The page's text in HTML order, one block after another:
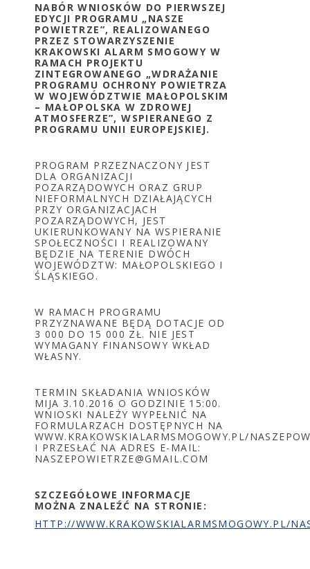
NABÓR WNIOSKÓW DO PIERWSZEJ
EDYCJI PROGRAMU „NASZE
POWIETRZE”, REALIZOWANEGO
PRZEZ STOWARZYSZENIE
KRAKOWSKI ALARM SMOGOWY W
RAMACH PROJEKTU
ZINTEGROWANEGO „WDRAŻANIE
PROGRAMU OCHRONY POWIETRZA
W WOJEWÓDZTWIE MAŁOPOLSKIM
– MAŁOPOLSKA W ZDROWEJ
ATMOSFERZE”, WSPIERANEGO Z
PROGRAMU UNII EUROPEJSKIEJ.
PROGRAM PRZEZNACZONY JEST
DLA ORGANIZACJI
POZARZĄDOWYCH ORAZ GRUP
NIEFORMALNYCH DZIAŁAJĄCYCH
PRZY ORGANIZACJACH
POZARZĄDOWYCH, JEST
UKIERUNKOWANY NA WSPIERANIE
SPOŁECZNOŚCI I REALIZOWANY
BĘDZIE NA TERENIE DWÓCH
WOJEWÓDZTW: MAŁOPOLSKIEGO I
ŚLĄSKIEGO.
W RAMACH PROGRAMU
PRZYZNAWANE BĘDĄ DOTACJE OD
3 000 DO 15 000 ZŁ. NIE JEST
WYMAGANY FINANSOWY WKŁAD
WŁASNY.
TERMIN SKŁADANIA WNIOSKÓW
MIJA 3.10.2016 O GODZINIE 15:00.
WNIOSKI NALEŻY WYPEŁNIĆ NA
FORMULARZACH DOSTĘPNYCH NA
WWW.KRAKOWSKIALARMSMOGOWY.PL/
I PRZESŁAĆ NA ADRES E-MAIL:
NASZEPOWIETRZE@GMAIL.COM
SZCZEGÓŁOWE INFORMACJE
MOŻNA ZNALEŹĆ NA STRONIE:
HTTP://WWW.KRAKOWSKIALARMSMOGOWY.PL/